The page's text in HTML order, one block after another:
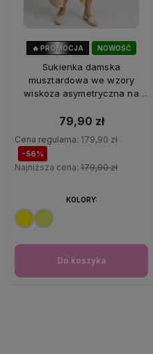
NOWOŚĆ
🔥 PROMOCJA
Sukienka damska
musztardowa we wzory
wiskoza asymetryczna na
79,90 zł
Cena regularna: 179,90 zł
-56%
Najniższa cena: 179,90 zł
Do koszyka
KOLORY: